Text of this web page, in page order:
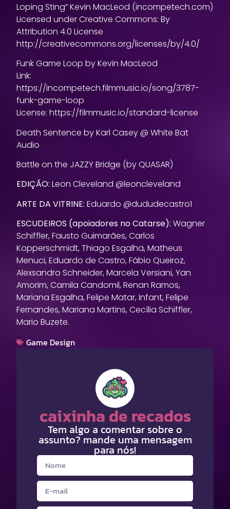
Loping Sting” Kevin MacLeod (incompetech.com)
Licensed under Creative Commons: By
Attribution 4.0 License
http://creativecommons.org/licenses/by/4.0/
Funk Game Loop by Kevin MacLeod
Link:
https://incompetech.filmmusic.io/song/3787-
funk-game-loop
License: https://filmmusic.io/standard-license
Death Sentence by Karl Casey @ White Bat
Audio
Battle on the JAZZY Bridge (by QUASAR)
EDIÇÃO: Leon Cleveland @leoncleveland
ARTE DA VITRINE:Eduardo @dududecastro1
ESCUDEIROS (apoiadores no Catarse):Wagner
Schiffler, Fausto Guimarães, Carlos
Kopperschmidt, Thiago Esgalha, Matheus
Menuci, Eduardo de Castro, Fábio Queiroz,
Alexsandro Schneider, Marcela Versiani, Yan
Amorim, Camila Candomil, Renan Ramos,
Mariana Esgalha, Felipe Matar, Infant, Felipe
Fernandes, Mariana Martins, Cecília Schiffler,
Mario Buzete.
Game Design
caixinha de recados
Tem algo a comentar sobre o
assunto? mande uma mensagem
para nós!